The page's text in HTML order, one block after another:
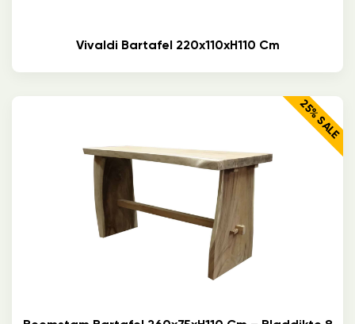
Vivaldi Bartafel 220x110xH110 Cm
25% SALE